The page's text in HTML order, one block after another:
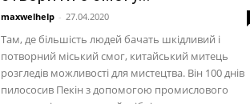
maxwelhelp - 27.04.2020
Там, де більшість людей бачать шкідливий і
потворний міський смог, китайський митець
розгледів можливості для мистецтва. Він 100 днів
пилососив Пекін з допомогою промислового